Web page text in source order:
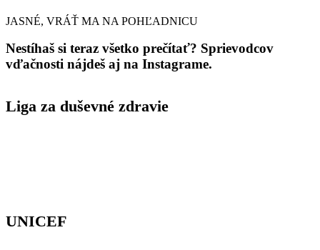
JASNÉ, VRÁŤ MA NA POHĽADNICU
Nestíhaš si teraz všetko prečítať? Sprievodcov
vďačnosti nájdeš aj na Instagrame.
Liga za duševné zdravie
UNICEF